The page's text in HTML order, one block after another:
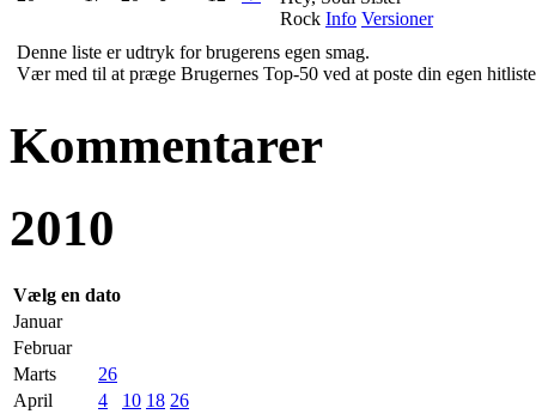
Rock Info Versioner
Denne liste er udtryk for brugerens egen smag.
Vær med til at præge Brugernes Top-50 ved at poste din egen
Kommentarer
2010
Vælg en dato
Januar
Februar
Marts
26
April
4 10 18 26